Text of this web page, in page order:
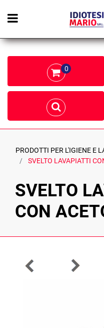
Open menu
0
PRODOTTI PER L'IGIENE E
SVELTO LAVAPIATTI
SVELTO
CON